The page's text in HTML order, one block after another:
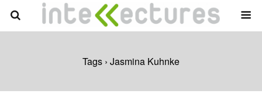
Tags › Jasmina Kuhnke